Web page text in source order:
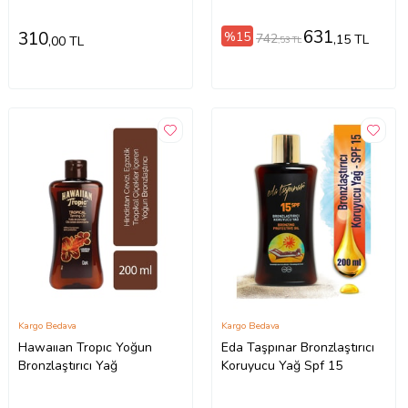
310,00 TL %15 742,53 TL 631,15 TL
Hawaııan Tropıc Yoğun
Bronzlaştırıcı Yağ
Kargo Bedava
Eda Taşpınar Bronzlaştırıcı
Koruyucu Yağ Spf 15
Kargo Bedava